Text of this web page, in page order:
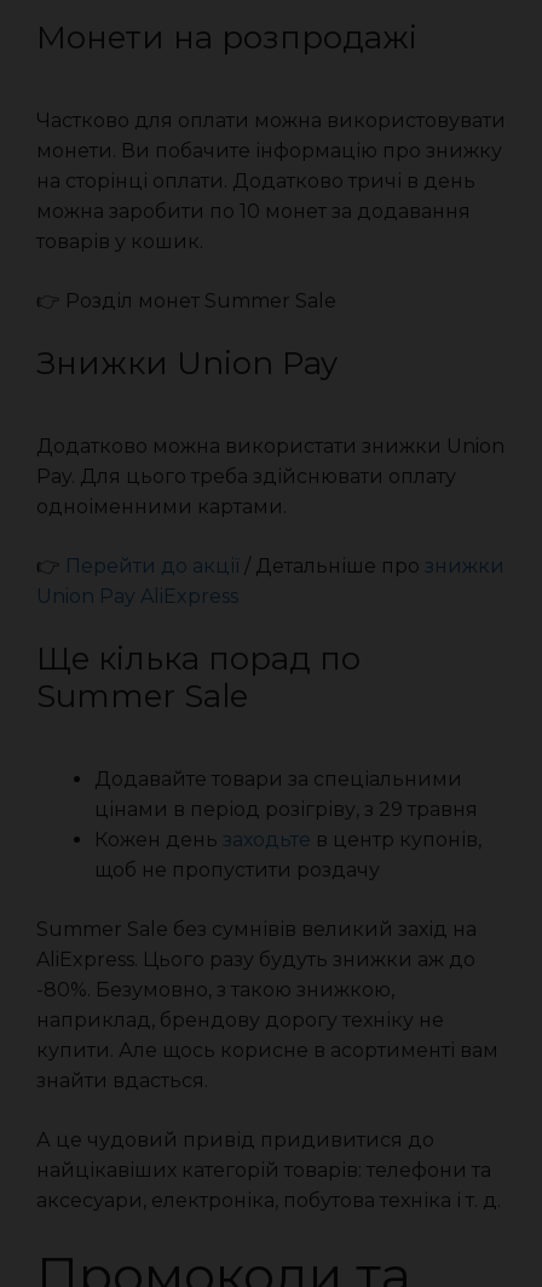
Монети на розпродажі
Частково для оплати можна використовувати
монети. Ви побачите інформацію про знижку
на сторінці оплати. Додатково тричі в день
можна заробити по 10 монет за додавання
товарів у кошик.
👉 Розділ монет Summer Sale
Знижки Union Pay
Додатково можна використати знижки Union
Pay. Для цього треба здійснювати оплату
одноіменними картами.
👉 Перейти до акції / Детальніше про знижки
Union Pay AliExpress
Ще кілька порад по
Summer Sale
Додавайте товари за спеціальними
цінами в період розігріву, з 29 травня
Кожен день заходьте в центр купонів,
щоб не пропустити роздачу
Summer Sale без сумнівів великий захід на
AliExpress. Цього разу будуть знижки аж до
-80%. Безумовно, з такою знижкою,
наприклад, брендову дорогу техніку не
купити. Але щось корисне в асортименті вам
знайти вдасться.
А це чудовий привід придивитися до
найцікавіших категорій товарів: телефони та
аксесуари, електроніка, побутова техніка і т. д.